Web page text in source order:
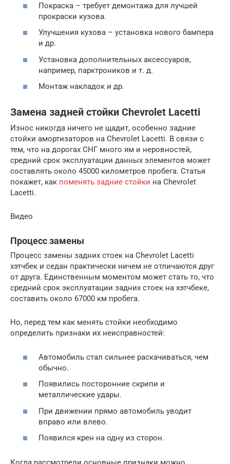
Покраска – требует демонтажа для лучшей
прокраски кузова.
Улучшения кузова – установка нового бампера
и др.
Установка дополнительных аксессуаров,
например, парктроников и т. д.
Монтаж накладок и др.
Замена задней стойки Chevrolet Lacetti
Износ никогда ничего не щадит, особенно задние
стойки амортизаторов на Chevrolet Lacetti. В связи с
тем, что на дорогах СНГ много ям и неровностей,
средний срок эксплуатации данных элементов может
составлять около 45000 километров пробега. Статья
покажет, как поменять задние стойки на Chevrolet
Lacetti.
Видео
Процесс замены
Процесс замены задних стоек на Chevrolet Lacetti
хэтчбек и седан практически ничем не отличаются друг
от друга. Единственным моментом может стать то, что
средний срок эксплуатации задних стоек на хэтчбеке,
составить около 67000 км пробега.
Но, перед тем как менять стойки необходимо
определить признаки их неисправностей:
Автомобиль стал сильнее раскачиваться, чем
обычно.
Появились посторонние скрипи и
металлические удары.
При движении прямо автомобиль уводит
вправо или влево.
Появился крен на одну из сторон.